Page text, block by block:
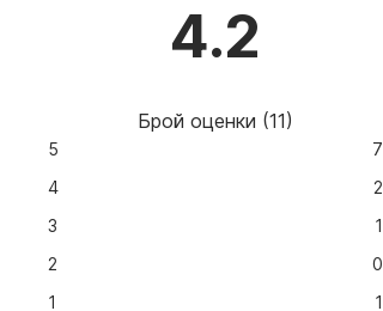
4.2
Брой оценки (11)
5
7
4
2
3
1
2
0
1
1